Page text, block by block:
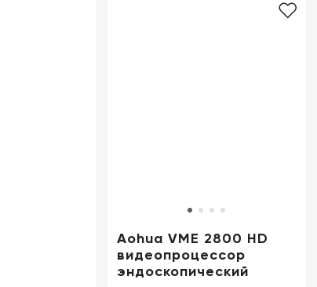
Aohua VME 2800 HD
видеопроцессор
эндоскопический